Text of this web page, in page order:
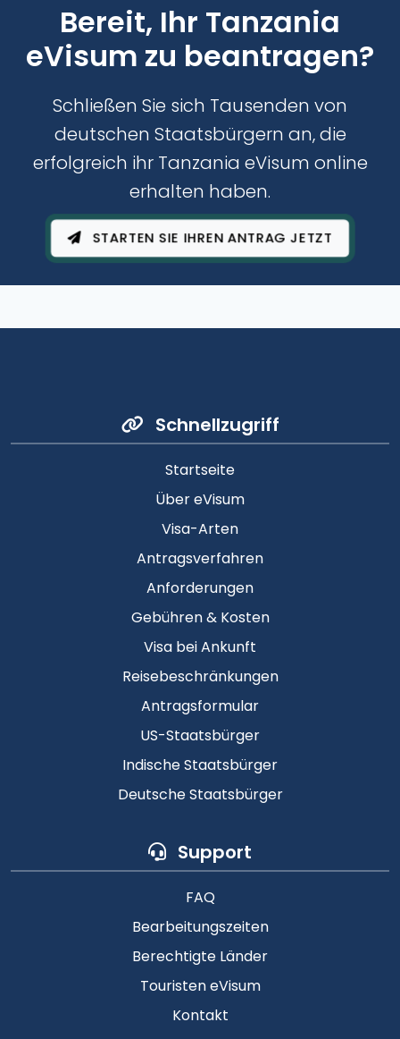
Bereit, Ihr Tanzania
eVisum zu beantragen?
Schließen Sie sich Tausenden von
deutschen Staatsbürgern an, die
erfolgreich ihr Tanzania eVisum online
erhalten haben.
STARTEN SIE IHREN ANTRAG JETZT
Schnellzugriff
Startseite
Über eVisum
Visa-Arten
Antragsverfahren
Anforderungen
Gebühren & Kosten
Visa bei Ankunft
Reisebeschränkungen
Antragsformular
US-Staatsbürger
Indische Staatsbürger
Deutsche Staatsbürger
Support
FAQ
Bearbeitungszeiten
Berechtigte Länder
Touristen eVisum
Kontakt